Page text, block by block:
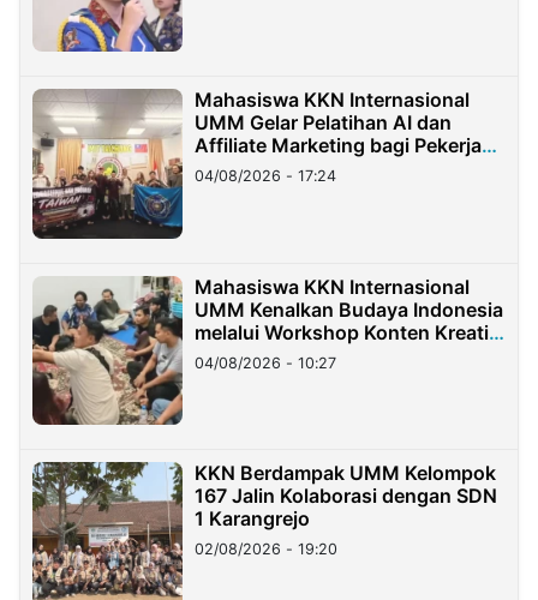
Mahasiswa KKN Internasional
UMM Gelar Pelatihan AI dan
Affiliate Marketing bagi Pekerja
Migran Indonesia di Taiwan
04/08/2026 - 17:24
Mahasiswa KKN Internasional
UMM Kenalkan Budaya Indonesia
melalui Workshop Konten Kreatif
di Taiwan
04/08/2026 - 10:27
KKN Berdampak UMM Kelompok
167 Jalin Kolaborasi dengan SDN
1 Karangrejo
02/08/2026 - 19:20